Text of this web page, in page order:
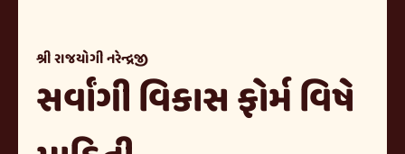
શ્રી રાજયોગી નરેન્દ્રજી
સર્વાંગી વિકાસ ફોર્મ વિષે